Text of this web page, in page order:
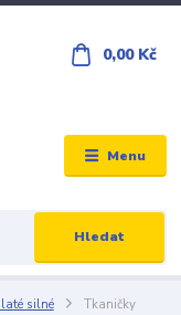
Menu
Hledat
0,00 Kč
silné
Tkaničky